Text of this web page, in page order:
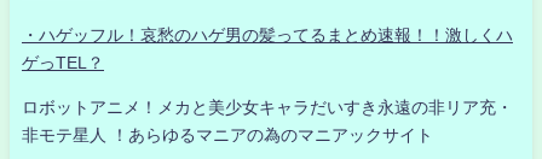
・ハゲッフル！哀愁のハゲ男の髪ってるまとめ速報！！激しくハ
ゲっTEL？
ロボットアニメ！メカと美少女キャラだいすき永遠の非リア充・
非モテ星人 ！あらゆるマニアの為のマニアックサイト